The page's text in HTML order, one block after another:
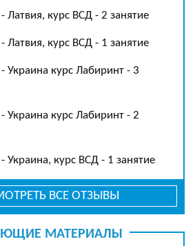
курс ВСД - 2 занятие
курс ВСД - 1 занятие
курс Лабиринт - 3
курс Лабиринт - 2
курс ВСД - 1 занятие
ВСЕ ОТЗЫВЫ
МАТЕРИАЛЫ